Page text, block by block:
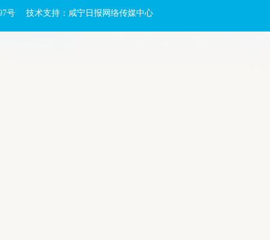
号 技术支持：咸宁日报网络传媒中心